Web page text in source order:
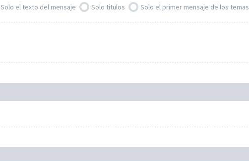
Solo el texto del mensaje Solo títulos Solo el primer mensaje de los temas